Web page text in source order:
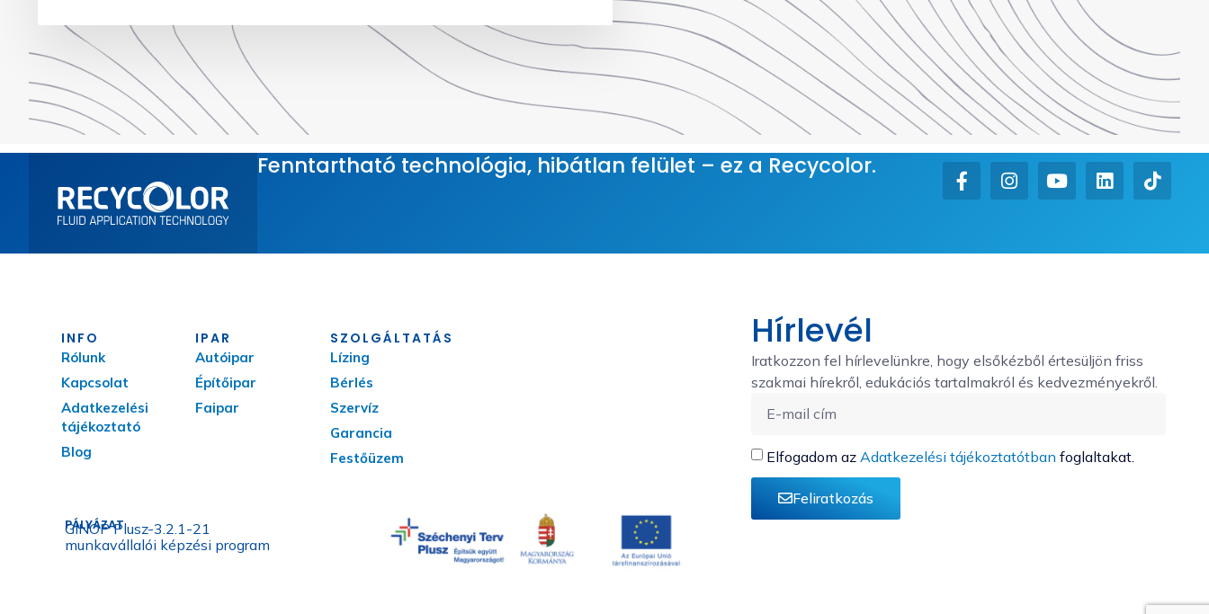
Fenntartható technológia, hibátlan felület – ez a Recycolor.
INFO
Rólunk
Kapcsolat
Adatkezelési
tájékoztató
Blog
IPAR
Autóipar
Építőipar
Faipar
SZOLGÁLTATÁS
Lízing
Bérlés
Szervíz
Garancia
Festőüzem
PÁLYÁZAT
GINOP Plusz-3.2.1-21
munkavállalói képzési program
Hírlevél
Iratkozzon fel hírlevelünkre, hogy elsőkézből értesüljön friss
szakmai hírekről, edukációs tartalmakról és kedvezményekről.
Elfogadom az Adatkezelési tájékoztatótban foglaltakat.
Feliratkozás